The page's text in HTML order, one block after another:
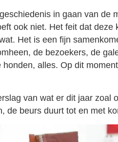
in gaan van de
ook niet. Het feit dat deze
Het is een fijn
de bezoekers, de
honden, alles. Op dit
van wat er dit jaar zoal
de beurs duurt tot en met